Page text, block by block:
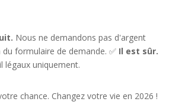
Nous ne demandons pas d'argent
formulaire de demande. ✅ Il est sûr.
légaux uniquement.
chance. Changez votre vie en 2026 !